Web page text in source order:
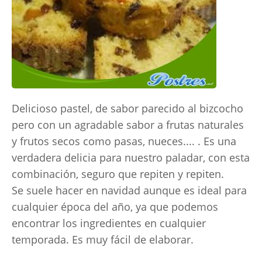
Delicioso pastel, de sabor parecido al bizcocho
pero con un agradable sabor a frutas naturales
y frutos secos como pasas, nueces.... . Es una
verdadera delicia para nuestro paladar, con esta
combinación, seguro que repiten y repiten.
Se suele hacer en navidad aunque es ideal para
cualquier época del año, ya que podemos
encontrar los ingredientes en cualquier
temporada. Es muy fácil de elaborar.